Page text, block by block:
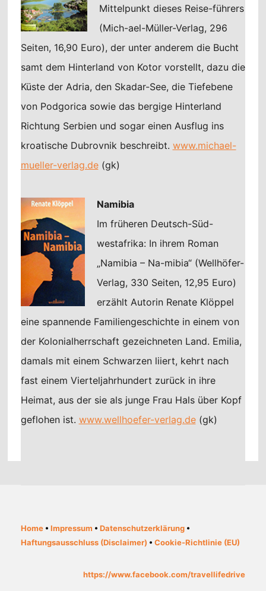
Mittelpunkt dieses Reise-führers
(Mich-ael-Müller-Verlag, 296
Seiten, 16,90 Euro), der unter anderem die Bucht
samt dem Hinterland von Kotor vorstellt, dazu die
Küste der Adria, den Skadar-See, die Tiefebene
von Podgorica sowie das bergige Hinterland
Richtung Serbien und sogar einen Ausflug ins
kroatische Dubrovnik beschreibt. www.michael-
mueller-verlag.de(gk)
Namibia
Im früheren Deutsch-Süd-
westafrika: In ihrem Roman
„Namibia – Na-mibia“ (Wellhöfer-
Verlag, 330 Seiten, 12,95 Euro)
erzählt Autorin Renate Klöppel
eine spannende Familiengeschichte in einem von
der Kolonialherrschaft gezeichneten Land. Emilia,
damals mit einem Schwarzen liiert, kehrt nach
fast einem Vierteljahrhundert zurück in ihre
Heimat, aus der sie als junge Frau Hals über Kopf
geflohen ist. www.wellhoefer-verlag.de(gk)
Home• Impressum • Datenschutzerklärung •
Haftungsausschluss (Disclaimer) • Cookie-Richtlinie (EU)
https://www.facebook.com/travellifedrive